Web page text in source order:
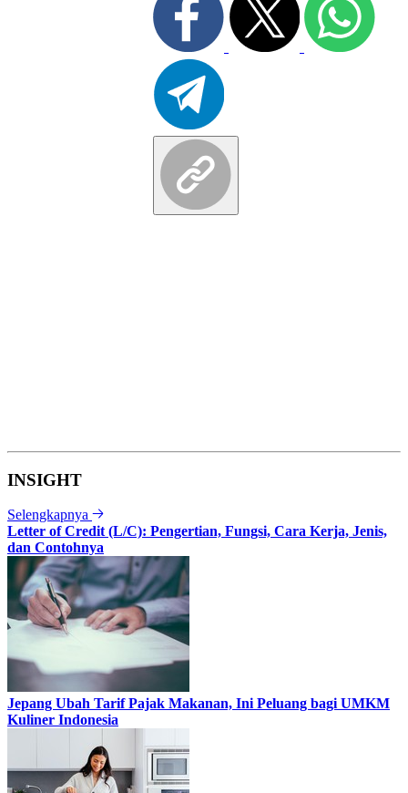
INSIGHT
Selengkapnya
Letter of Credit (L/C): Pengertian, Fungsi, Cara Kerja, Jenis,
dan Contohnya
Jepang Ubah Tarif Pajak Makanan, Ini Peluang bagi UMKM
Kuliner Indonesia